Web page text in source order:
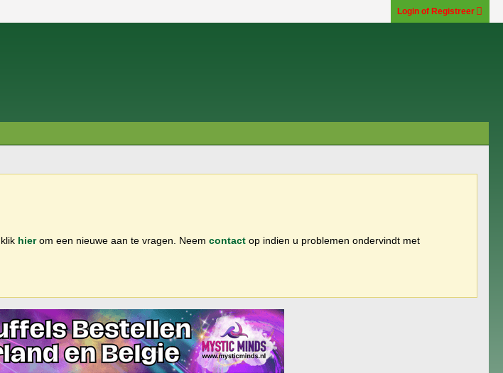
Login of Registreer
hierom een nieuwe aan te vragen. Neem contact op indien u problemen ondervindt met